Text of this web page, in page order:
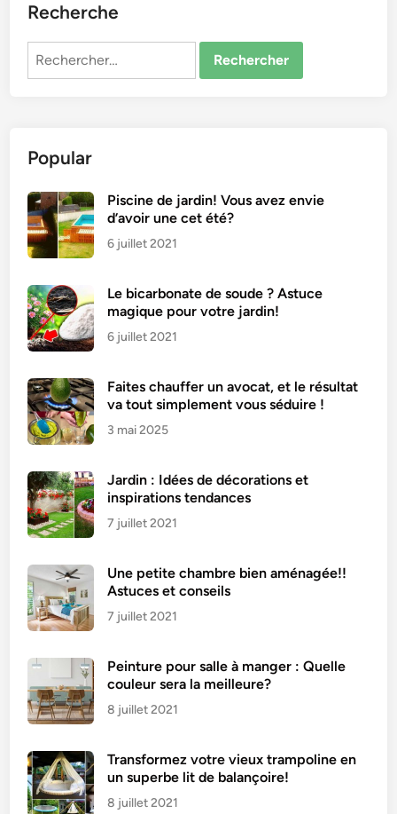
d
a
o
u
u
x
r
s
Recherche
Rechercher :
Popular
Piscine de jardin! Vous avez envie
d’avoir une cet été?
6 juillet 2021
Le bicarbonate de soude ? Astuce
magique pour votre jardin!
6 juillet 2021
Faites chauffer un avocat, et le résultat
va tout simplement vous séduire !
3 mai 2025
Jardin : Idées de décorations et
inspirations tendances
7 juillet 2021
Une petite chambre bien aménagée!!
Astuces et conseils
7 juillet 2021
Peinture pour salle à manger : Quelle
couleur sera la meilleure?
8 juillet 2021
Transformez votre vieux trampoline en
un superbe lit de balançoire!
8 juillet 2021